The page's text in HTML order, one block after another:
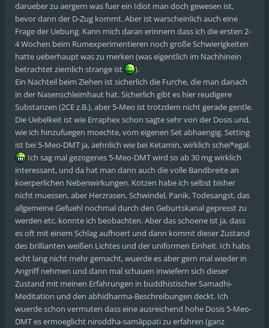
darueber zu aergern was fuer ein Idiot man doch gewesen ist,
bevor dann der D-Zug kommt. Aber ist warscheinlich auch eine
Frage der Uebung. Kann mich daran erinnern dass ich die ersten 2-
4 Wochen beim Rumexperimentieren noch große Schwierigkeiten
hatte ueberhaupt was zu merken (was eigentlich im Nachhinein
betrachtet ziemlich strange ist
).
Ein Nachteil beim Ziehen ist sicherlich die Furche, die man danach
in der Nasenschleimhaut hat. Sicherlich gibt es hier reudigere
Substanzen (2CE z.B.), aber 5-Meo ist trotzdem nicht gerade gentle.
Die Uebelkeit ist wie Erraphex schon sagte sehr von der Dosis und,
wie ich hinzufuegen moechte, vom eigenen Set abhaengig. Setting
ist bei 5-Meo-DMT ja, aehnlich wie bei Ketamin, wirklich schei*egal.
Ich sag mal gezogenes 5-Meo-DMT wird so ab 30 mg wirklich
interessant, und da hat man dann auch die volle Bandbreite an
koerperlichen Nebenwirkungen. Kotzen habe ich selbst bisher
nicht muessen, aber Herzrasen, Schwindel, Panik, Todesangst, das
allgemeine Gefuehl nochmal durch den Geburtskanal gepresst zu
werden etc. konnte ich beobachten. Aber das schoene ist ja, dass
es oft mit einem Schlag aufhoert und dann kommt dieser Zustand
des brillianten weißen Lichtes und der uniformen Einheit. Ich habs
echt lang nicht mehr gemacht, wuerde es aber gern mal wieder in
Angriff nehmen und dann mal schauen inwiefern sich dieser
Zustand mit meinen Erfahrungen in buddhistischer Samadhi-
Meditation und den abhidharma-Beschreibungen deckt. Ich
wuerde schon vermuten dass eine ausreichend hohe Dosis 5-Meo-
DMT es ermoeglicht niroddha-samāppati zu erfahren (ganz